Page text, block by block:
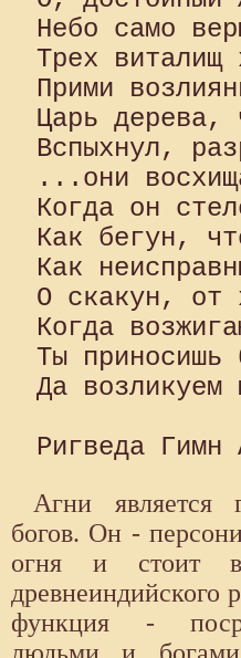
Небо само
Трех
Прими
Царь дерева,
Вспыхнул,
...они
Когда он
Как бегун,
Как
О скакун, от
Когда
Ты приносишь
Да
Агни является
богов. Он -
огня и стоит в
древнеиндийского
функция -